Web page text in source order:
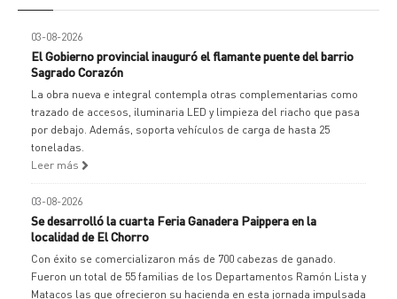
03-08-2026
El Gobierno provincial inauguró el flamante puente del barrio
Sagrado Corazón
La obra nueva e integral contempla otras complementarias como
trazado de accesos, iluminaria LED y limpieza del riacho que pasa
por debajo. Además, soporta vehículos de carga de hasta 25
toneladas.
Leer más
03-08-2026
Se desarrolló la cuarta Feria Ganadera Paippera en la
localidad de El Chorro
Con éxito se comercializaron más de 700 cabezas de ganado.
Fueron un total de 55 familias de los Departamentos Ramón Lista y
Matacos las que ofrecieron su hacienda en esta jornada impulsada